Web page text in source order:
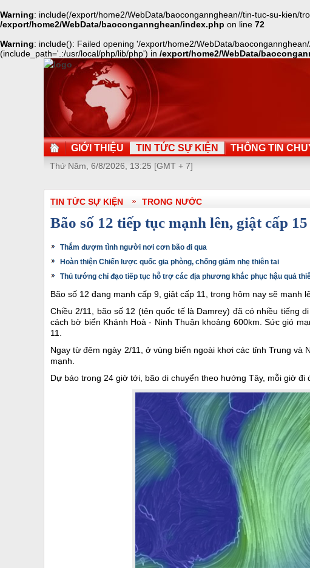
Warning: include(/export/home2/WebData/baocongannghean//tin-tuc-su-kien/
/export/home2/WebData/baocongannghean/index.php on line 72
Warning: include(): Failed opening '/export/home2/WebData/
(include_path='.:/usr/local/php/lib/php') in /export/home2/WebData/
GIỚI THIỆU TIN TỨC SỰ KIỆN THÔNG TIN
Thứ Năm, 6/8/2026, 13:25 [GMT + 7]
TIN TỨC SỰ KIỆN TRONG NƯỚC
Bão số 12 tiếp tục mạnh lên, giật cấp 15
Thắm đượm tình người nơi cơn bão đi qua
Hoàn thiện Chiến lược quốc gia phòng, chống giảm nhẹ thiên tai
Thủ tướng chỉ đạo tiếp tục hỗ trợ các địa phương khắc phục hậu quả
Bão số 12 đang mạnh cấp 9, giật cấp 11, trong hôm nay sẽ mạnh
Chiều 2/11, bão số 12 (tên quốc tế là Damrey) đã có nhiều tiếng
cách bờ biển Khánh Hoà - Ninh Thuận khoảng 600km. Sức gió
11.
Ngay từ đêm ngày 2/11, ở vùng biển ngoài khơi các tỉnh Trung và
mạnh.
Dự báo trong 24 giờ tới, bão di chuyển theo hướng Tây, mỗi giờ đi